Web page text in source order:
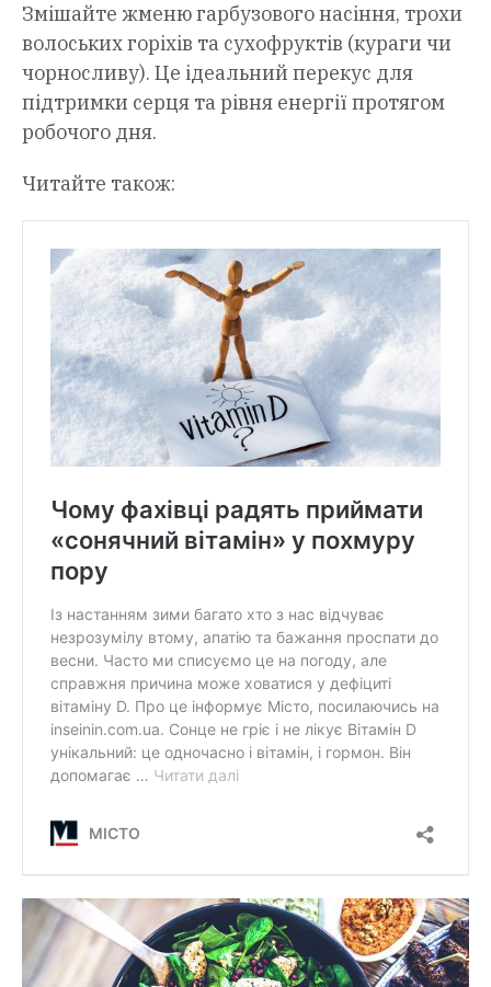
Змішайте жменю гарбузового насіння, трохи
волоських горіхів та сухофруктів (кураги чи
чорносливу). Це ідеальний перекус для
підтримки серця та рівня енергії протягом
робочого дня.
Читайте також: